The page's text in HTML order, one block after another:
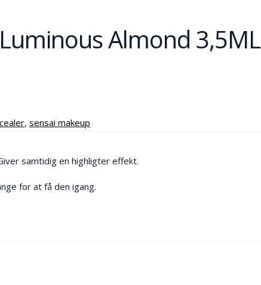
Almond 3,5ML
, sensai makeup
samtidig en highligter effekt.
for at få den igang.